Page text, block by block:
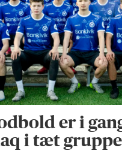
er i
i tæt